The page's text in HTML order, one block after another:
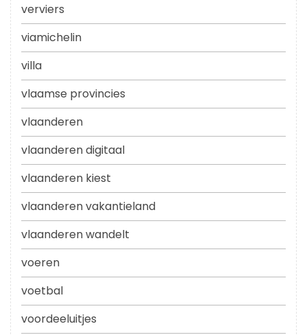
verviers
viamichelin
villa
vlaamse provincies
vlaanderen
vlaanderen digitaal
vlaanderen kiest
vlaanderen vakantieland
vlaanderen wandelt
voeren
voetbal
voordeeluitjes